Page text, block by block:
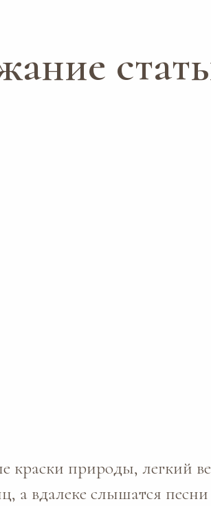
краски природы, легкий
а вдалеке слышатся